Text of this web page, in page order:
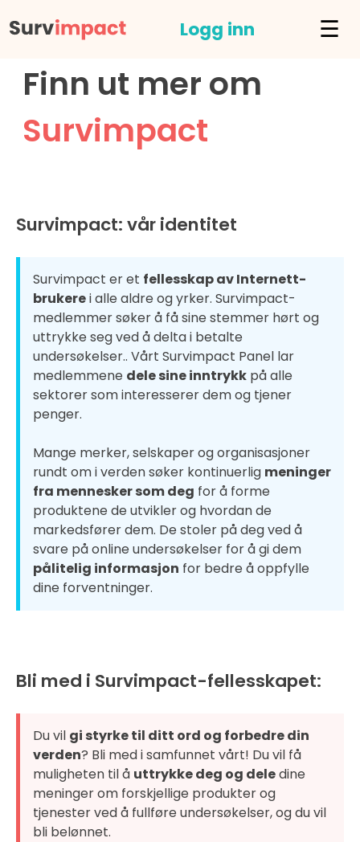
Logg inn ☰
Finn ut mer om
Survimpact
Survimpact: vår identitet
Survimpact er et fellesskap av Internett-
brukerei alle aldre og yrker. Survimpact-
medlemmer søker å få sine stemmer hørt og
uttrykke seg ved å delta i betalte
undersøkelser.. Vårt Survimpact Panel lar
medlemmene dele sine inntrykk på alle
sektorer som interesserer dem og tjener
penger.
Mange merker, selskaper og organisasjoner
rundt om i verden søker kontinuerlig meninger
fra mennesker som deg for å forme
produktene de utvikler og hvordan de
markedsfører dem. De stoler på deg ved å
svare på online undersøkelser for å gi dem
pålitelig informasjon for bedre å oppfylle
dine forventninger.
Bli med i Survimpact-fellesskapet:
Du vil gi styrke til ditt ord og forbedre din
verden? Bli med i samfunnet vårt! Du vil få
muligheten til å uttrykke deg og deledine
meninger om forskjellige produkter og
tjenester ved å fullføre undersøkelser, og du vil
bli belønnet.